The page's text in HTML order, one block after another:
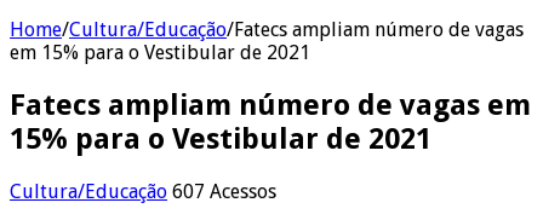
Home/Cultura/Educação/Fatecs ampliam número de vagas
em 15% para o Vestibular de 2021
Fatecs ampliam número de vagas em
15% para o Vestibular de 2021
Cultura/Educação 607 Acessos